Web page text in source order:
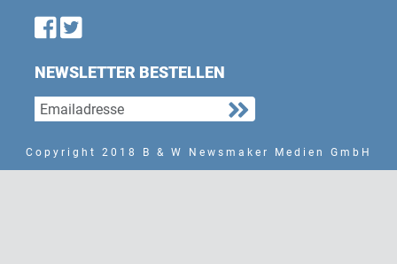
Find us on Facebook
Follow us on Twitter
NEWSLETTER BESTELLEN
Copyright 2018 B & W Newsmaker Medien GmbH